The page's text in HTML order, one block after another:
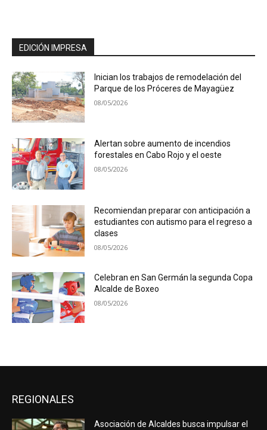
EDICIÓN IMPRESA
Inician los trabajos de remodelación del
Parque de los Próceres de Mayagüez
08/05/2026
Alertan sobre aumento de incendios
forestales en Cabo Rojo y el oeste
08/05/2026
Recomiendan preparar con anticipación a
estudiantes con autismo para el regreso a
clases
08/05/2026
Celebran en San Germán la segunda Copa
Alcalde de Boxeo
08/05/2026
REGIONALES
Asociación de Alcaldes busca impulsar el